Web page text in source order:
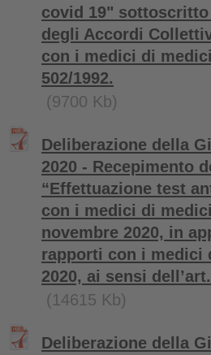
covid 19" sottoscritto
degli Accordi
con i medici di
502/1992.
(9700 Kb)
Deliberazione della
2020 - Recepimento
“Effettuazione test
con i medici di
novembre 2020, in
rapporti con i medici
2020, ai sensi
(14615 Kb)
Deliberazione della